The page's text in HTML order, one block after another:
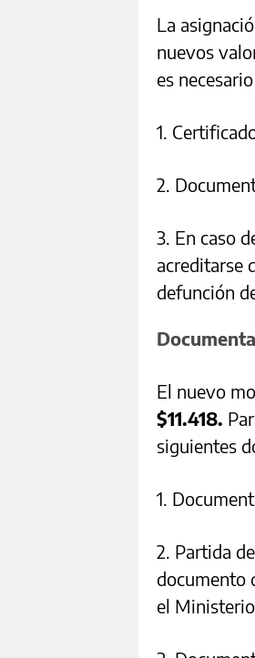
La
nuevos
es
1.
2.
3. En caso
acreditarse
defunción
El nuevo
$11.418.
siguientes
1.
2. Partida
documento
el